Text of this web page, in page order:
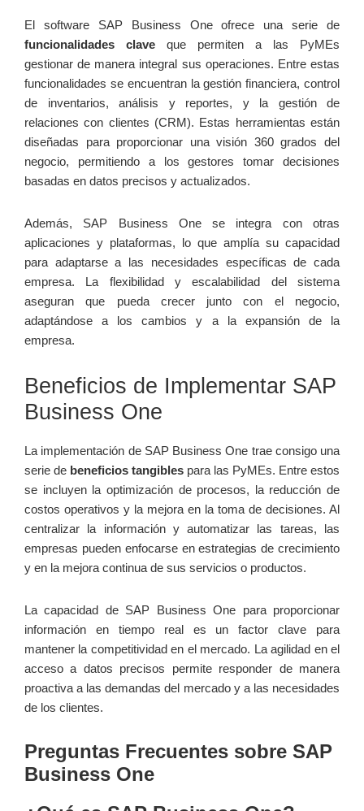
El software SAP Business One ofrece una serie de
funcionalidades clave que permiten a las PyMEs
gestionar de manera integral sus operaciones. Entre estas
funcionalidades se encuentran la gestión financiera, control
de inventarios, análisis y reportes, y la gestión de
relaciones con clientes (CRM). Estas herramientas están
diseñadas para proporcionar una visión 360 grados del
negocio, permitiendo a los gestores tomar decisiones
basadas en datos precisos y actualizados.
Además, SAP Business One se integra con otras
aplicaciones y plataformas, lo que amplía su capacidad
para adaptarse a las necesidades específicas de cada
empresa. La flexibilidad y escalabilidad del sistema
aseguran que pueda crecer junto con el negocio,
adaptándose a los cambios y a la expansión de la
empresa.
Beneficios de Implementar SAP
Business One
La implementación de SAP Business One trae consigo una
serie de beneficios tangibles para las PyMEs. Entre estos
se incluyen la optimización de procesos, la reducción de
costos operativos y la mejora en la toma de decisiones. Al
centralizar la información y automatizar las tareas, las
empresas pueden enfocarse en estrategias de crecimiento
y en la mejora continua de sus servicios o productos.
La capacidad de SAP Business One para proporcionar
información en tiempo real es un factor clave para
mantener la competitividad en el mercado. La agilidad en el
acceso a datos precisos permite responder de manera
proactiva a las demandas del mercado y a las necesidades
de los clientes.
Preguntas Frecuentes sobre SAP
Business One